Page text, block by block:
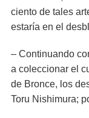
ciento de tales
estaría en el
– Continuando
a coleccionar el
de Bronce, los
Toru Nishimura;